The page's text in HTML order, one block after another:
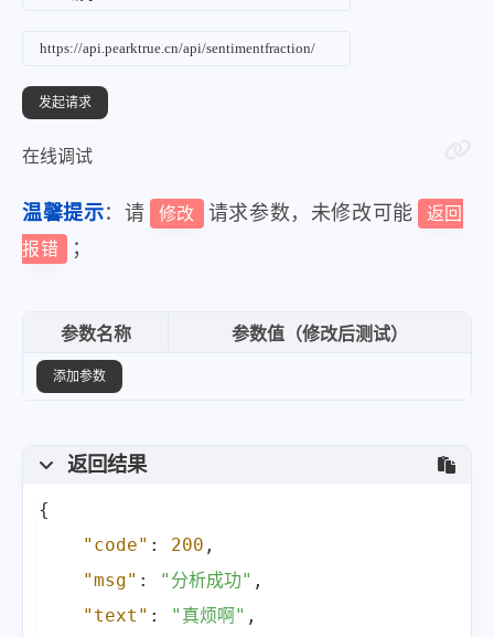
在线调试
温馨提示：请 修改 请求参数，未修改可能
返回
报错
；
参数名称 参数值（修改后测试）
添加参数
返回结果
{
"code" : 200 ,
"msg" : "分析成功" ,
"text" : "真烦啊" ,